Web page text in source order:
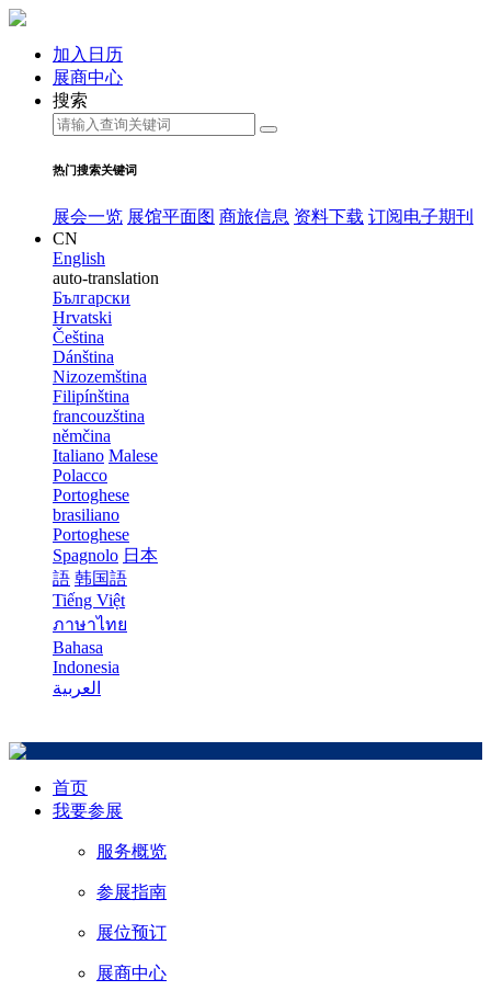
加入日历
展商中心
搜索
热门搜索关键词
展会一览 展馆平面图 商旅信息 资料下载 订阅电子期刊
CN
English
auto-translation
Български
Hrvatski
Čeština
Dánština
Nizozemština
Filipínština
francouzština
němčina
Italiano Malese
Polacco
Portoghese
brasiliano
Portoghese
Spagnolo 日本
語 韩国語
Tiếng Việt
ภาษาไทย
Bahasa
Indonesia
العربية
首页
我要参展
服务概览
参展指南
展位预订
展商中心